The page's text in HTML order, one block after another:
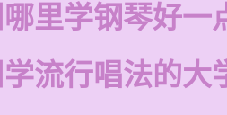
里学钢琴好一
流行唱法的大